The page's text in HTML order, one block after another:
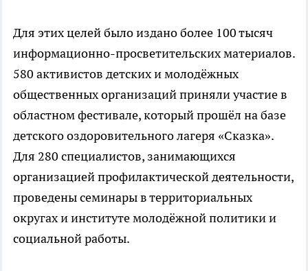
Для этих целей было издано более 100 тысяч
информационно-просветительских материалов.
580 активистов детских и молодёжных
общественных организаций приняли участие в
областном фестивале, который прошёл на базе
детского оздоровительного лагеря «Сказка».
Для 280 специалистов, занимающихся
организацией профилактической деятельности,
проведены семинары в территориальных
округах и институте молодёжной политики и
социальной работы.